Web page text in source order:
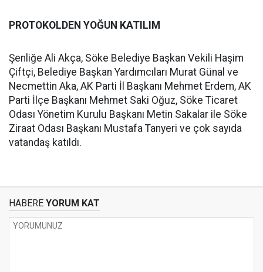
PROTOKOLDEN YOĞUN KATILIM
Şenliğe Ali Akça, Söke Belediye Başkan Vekili Haşim
Çiftçi, Belediye Başkan Yardımcıları Murat Günal ve
Necmettin Aka, AK Parti İl Başkanı Mehmet Erdem, AK
Parti İlçe Başkanı Mehmet Saki Oğuz, Söke Ticaret
Odası Yönetim Kurulu Başkanı Metin Sakalar ile Söke
Ziraat Odası Başkanı Mustafa Tanyeri ve çok sayıda
vatandaş katıldı.
HABERE YORUM KAT